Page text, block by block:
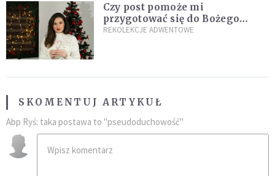
Czy post pomoże mi
przygotować się do Bożego
Narodzenia? Jezuita: to zależy
REKOLEKCJE ADWENTOWE
SKOMENTUJ ARTYKUŁ
Abp Ryś: taka postawa to "pseudoduchowość"